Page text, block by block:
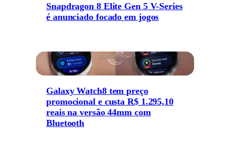
Snapdragon 8 Elite Gen 5 V-Series
é anunciado focado em jogos
Galaxy Watch8 tem preço
promocional e custa R$ 1.295,10
reais na versão 44mm com
Bluetooth